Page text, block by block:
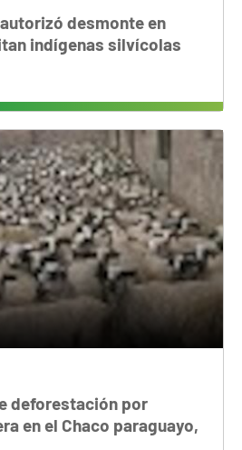
desmonte en
indígenas silvícolas
deforestación por
en el Chaco paraguayo,